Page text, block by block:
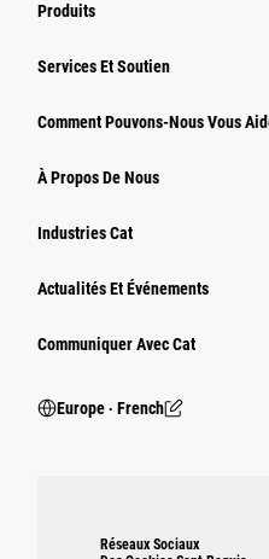
Produits
Services Et Soutien
Comment Pouvons-Nous Vous
À Propos De Nous
Industries Cat
Actualités Et Événements
Communiquer Avec Cat
Europe ‧ French
Réseaux Sociaux